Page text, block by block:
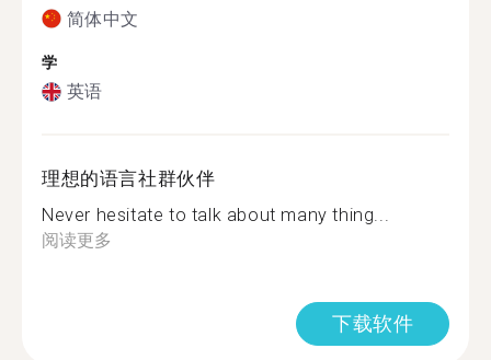
简体中文
学
英语
理想的语言社群伙伴
Never hesitate to talk about many thing...
阅读更多
下载软件